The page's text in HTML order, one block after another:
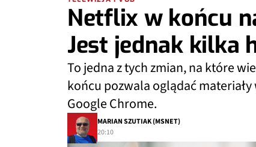
Netflix w końcu
Jest jednak kilka
To jedna z tych zmian, na które
końcu pozwala oglądać
Google Chrome.
MARIAN SZUTIAK (MSNET)
20:10